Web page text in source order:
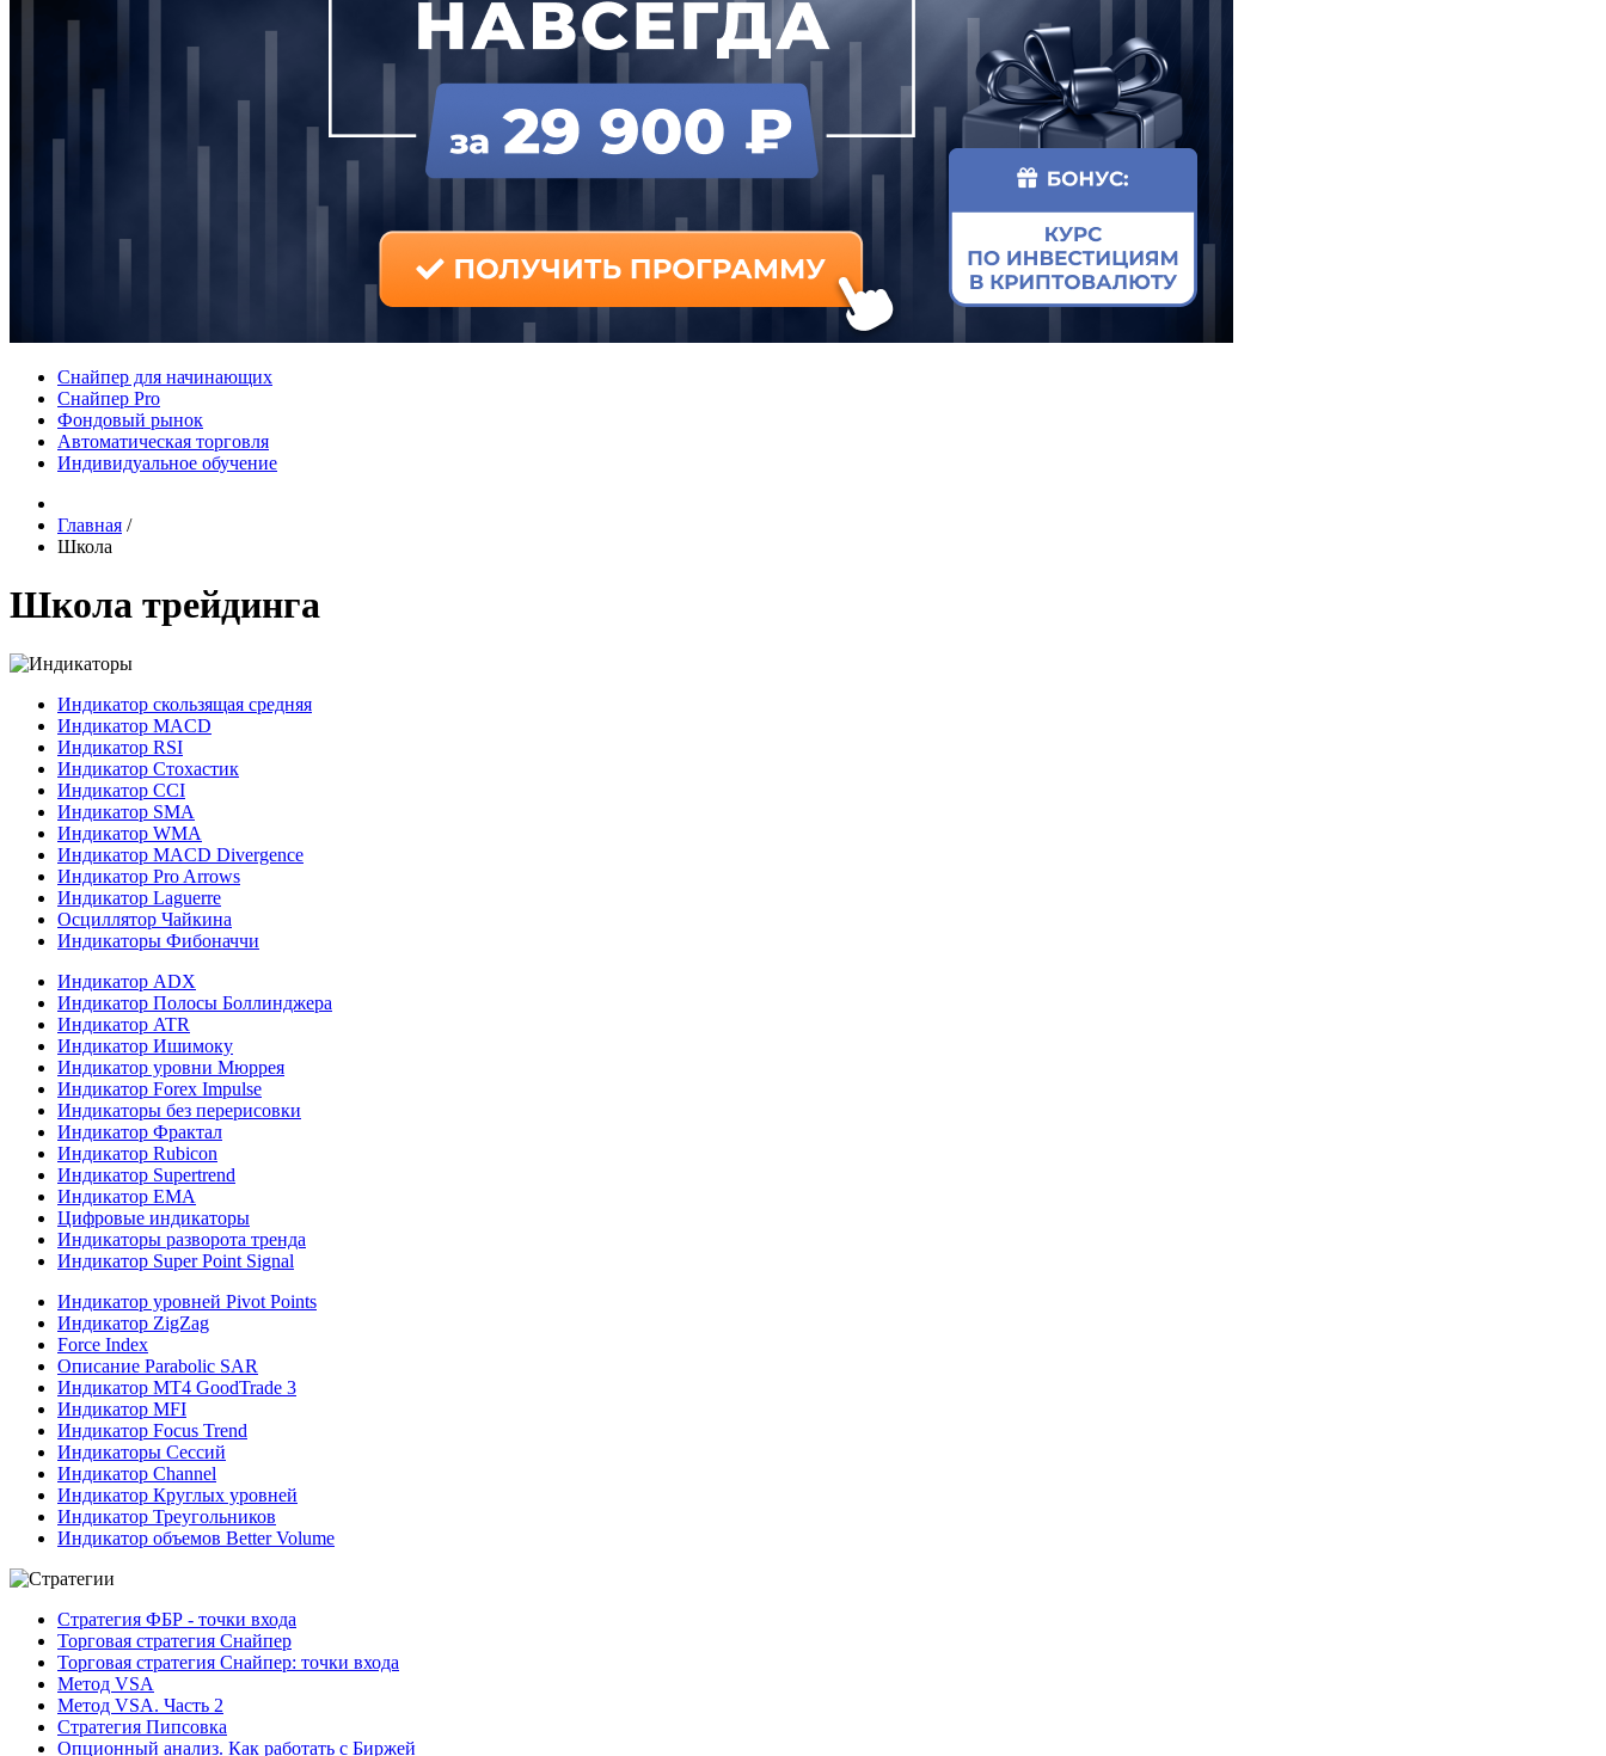
Снайпер для начинающих
Снайпер Pro
Фондовый рынок
Автоматическая торговля
Индивидуальное обучение
Главная /
Школа
Школа трейдинга
Индикатор скользящая средняя
Индикатор MACD
Индикатор RSI
Индикатор Стохастик
Индикатор CCI
Индикатор SMA
Индикатор WMA
Индикатор MACD Divergence
Индикатор Pro Arrows
Индикатор Laguerre
Осциллятор Чайкина
Индикаторы Фибоначчи
Индикатор ADX
Индикатор Полосы Боллинджера
Индикатор ATR
Индикатор Ишимоку
Индикатор уровни Mюррея
Индикатор Forex Impulse
Индикаторы без перерисовки
Индикатор Фрактал
Индикатор Rubicon
Индикатор Supertrend
Индикатор EMA
Цифровые индикаторы
Индикаторы разворота тренда
Индикатор Super Point Signal
Индикатор уровней Pivot Points
Индикатор ZigZag
Force Index
Описание Parabolic SAR
Индикатор MT4 GoodTrade 3
Индикатор MFI
Индикатор Focus Trend
Индикаторы Сессий
Индикатор Channel
Индикатор Круглых уровней
Индикатор Треугольников
Индикатор объемов Better Volume
Стратегия ФБР - точки входа
Торговая стратегия Снайпер
Торговая стратегия Снайпер: точки входа
Метод VSA
Метод VSA. Часть 2
Стратегия Пипсовка
Опционный анализ. Как работать с Биржей